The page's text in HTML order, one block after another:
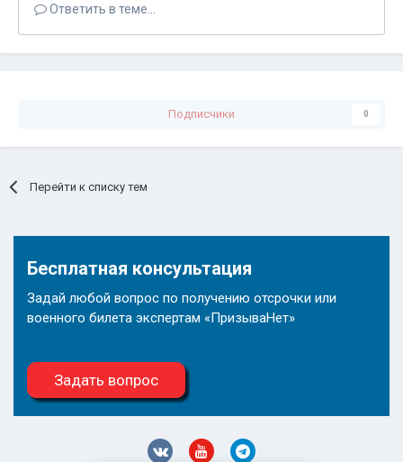
Ответить в теме...
Подписчики 0
Перейти к списку тем
Бесплатная консультация
Задай любой вопрос по получению отсрочки или
военного билета экспертам «ПризываНет»
Задать вопрос